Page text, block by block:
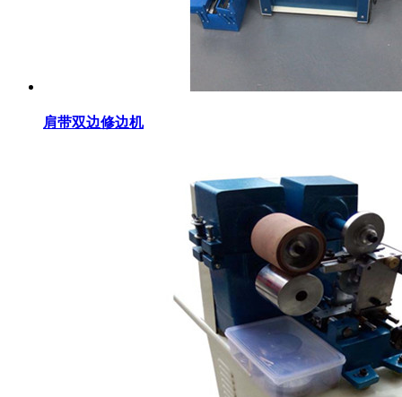
肩带双边修边机